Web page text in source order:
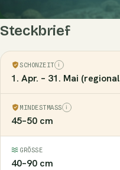
Steckbrief
SCHONZEIT
1. Apr. – 31. Mai
MINDESTMASS
45–50 cm
GRÖSSE
40–90 cm